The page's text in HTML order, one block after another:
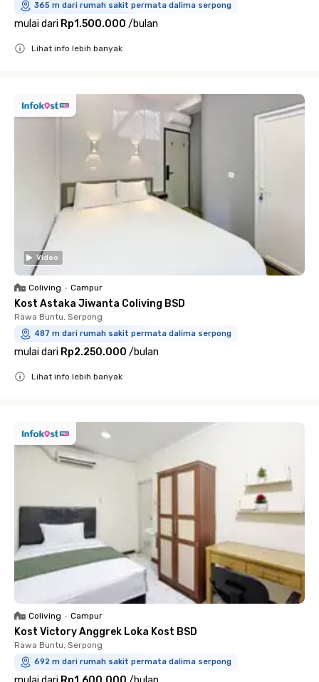
365 m dari rumah sakit permata dalima serpong
mulai dari Rp1.500.000 /bulan
Lihat info lebih banyak
Video
Coliving • Campur
Kost Astaka Jiwanta Coliving BSD
Rawa Buntu, Serpong
487 m dari rumah sakit permata dalima serpong
mulai dari Rp2.250.000 /bulan
Lihat info lebih banyak
Coliving • Campur
Kost Victory Anggrek Loka Kost BSD
Rawa Buntu, Serpong
692 m dari rumah sakit permata dalima serpong